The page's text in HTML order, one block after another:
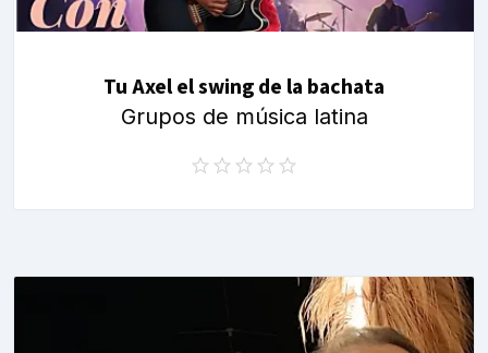
Tu Axel el swing de la bachata
Grupos de música latina